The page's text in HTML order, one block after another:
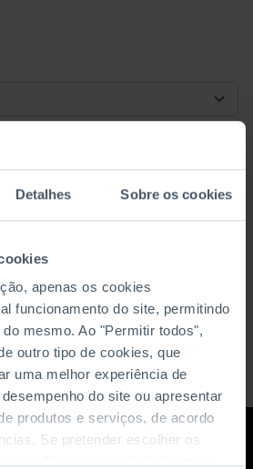
Detalhes Sobre os cookies
apenas os cookies
funcionamento do site, permitindo
mesmo. Ao "Permitir todos",
outro tipo de cookies, que
uma melhor experiência de
do site ou apresentar
produtos e serviços, de acordo
Se pretender escolher os